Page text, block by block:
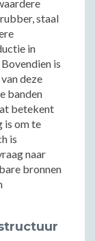
staal
in
is
deze
banden
betekent
is om te
is
naar
bronnen